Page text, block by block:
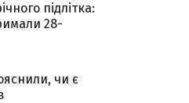
підлітка:
28-
чи є